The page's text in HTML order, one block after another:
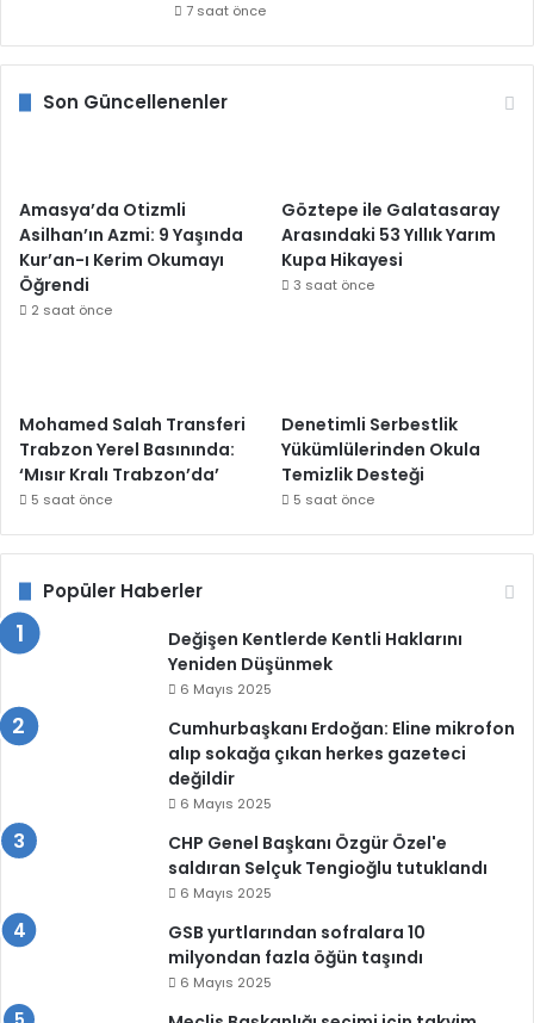
7 saat önce
Son Güncellenenler
Amasya’da Otizmli
Asilhan’ın Azmi: 9 Yaşında
Kur’an-ı Kerim Okumayı
Öğrendi
2 saat önce
Göztepe ile Galatasaray
Arasındaki 53 Yıllık Yarım
Kupa Hikayesi
3 saat önce
Mohamed Salah Transferi
Trabzon Yerel Basınında:
‘Mısır Kralı Trabzon’da’
5 saat önce
Denetimli Serbestlik
Yükümlülerinden Okula
Temizlik Desteği
5 saat önce
Popüler Haberler
Değişen Kentlerde Kentli Haklarını
Yeniden Düşünmek
6 Mayıs 2025
Cumhurbaşkanı Erdoğan: Eline mikrofon
alıp sokağa çıkan herkes gazeteci
değildir
6 Mayıs 2025
CHP Genel Başkanı Özgür Özel'e
saldıran Selçuk Tengioğlu tutuklandı
6 Mayıs 2025
GSB yurtlarından sofralara 10
milyondan fazla öğün taşındı
6 Mayıs 2025